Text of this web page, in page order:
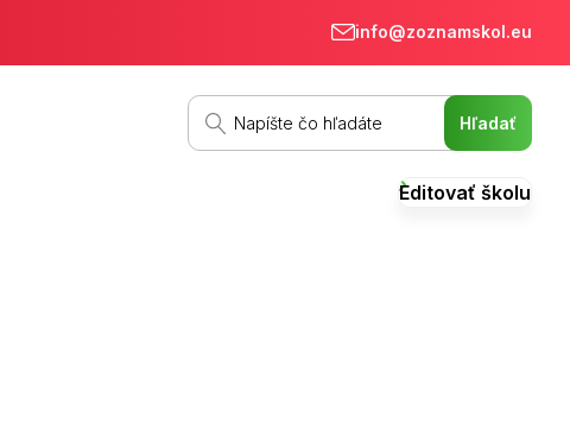
info@zoznamskol.eu
Editovať školu